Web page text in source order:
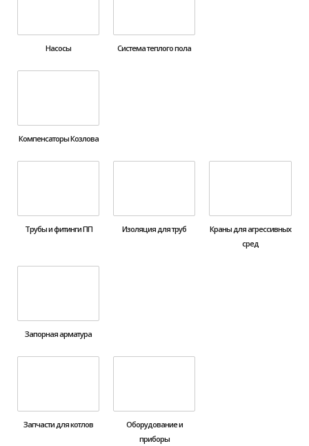
Насосы Система теплого пола
Компенсаторы Козлова
Трубы и фитинги ПП Изоляция для труб
Краны для агрессивных
сред
Запорная арматура
Запчасти для котлов
Оборудование и
приборы